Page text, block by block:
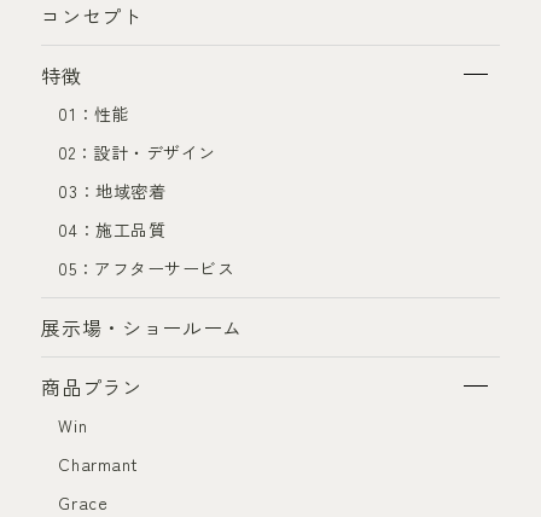
コンセプト
特徴
01：性能
02：設計・デザイン
03：地域密着
04：施工品質
05：アフターサービス
展示場・ショールーム
商品プラン
Win
Charmant
Grace